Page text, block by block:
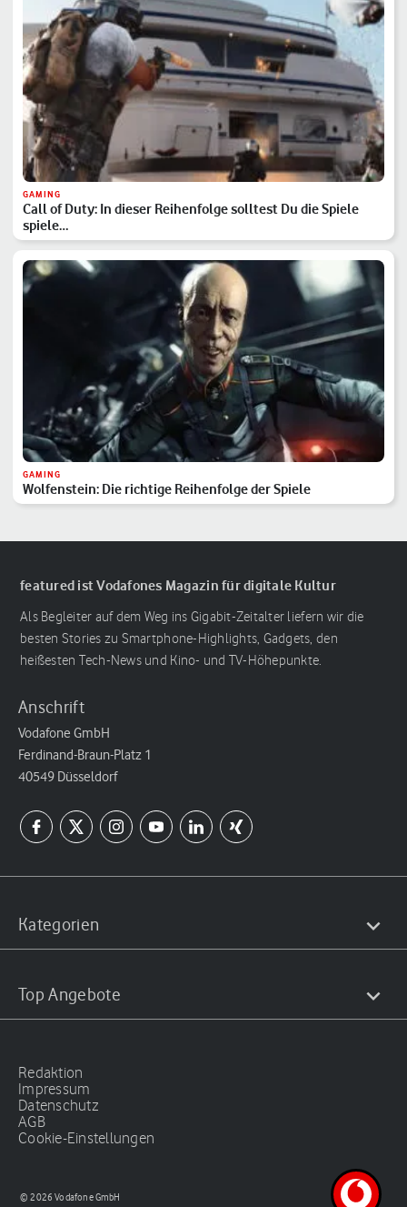
GAMING
Call of Duty: In dieser Reihenfolge solltest Du die Spiele
spiele…
GAMING
Wolfenstein: Die richtige Reihenfolge der Spiele
featured ist Vodafones Magazin für digitale Kultur
Als Begleiter auf dem Weg ins Gigabit-Zeitalter liefern wir die
besten Stories zu Smartphone-Highlights, Gadgets, den
heißesten Tech-News und Kino- und TV-Höhepunkte.
Anschrift
Vodafone GmbH
Ferdinand-Braun-Platz 1
40549 Düsseldorf
Kategorien
Top Angebote
Redaktion
Impressum
Datenschutz
AGB
Cookie-Einstellungen
© 2026 Vodafone GmbH